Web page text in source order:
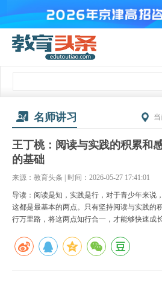
名师讲习 当
王丁桃：阅读与实践的积累和
的基础
来源：教育头条 | 时间：2026-05-27 17:41:01
导读：阅读是知，实践是行，对于青少年来说
这都是最基本的两点。只有坚持阅读与实践的
行万里路，将这两点知行合一，才能够快速成